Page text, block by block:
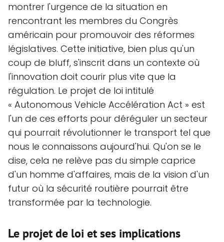
montrer l'urgence de la situation en
rencontrant les membres du Congrès
américain pour promouvoir des réformes
législatives. Cette initiative, bien plus qu'un
coup de bluff, s'inscrit dans un contexte où
l'innovation doit courir plus vite que la
régulation. Le projet de loi intitulé
« Autonomous Vehicle Accélération Act » est
l'un de ces efforts pour déréguler un secteur
qui pourrait révolutionner le transport tel que
nous le connaissons aujourd'hui. Qu'on se le
dise, cela ne relève pas du simple caprice
d'un homme d'affaires, mais de la vision d'un
futur où la sécurité routière pourrait être
transformée par la technologie.
Le projet de loi et ses implications